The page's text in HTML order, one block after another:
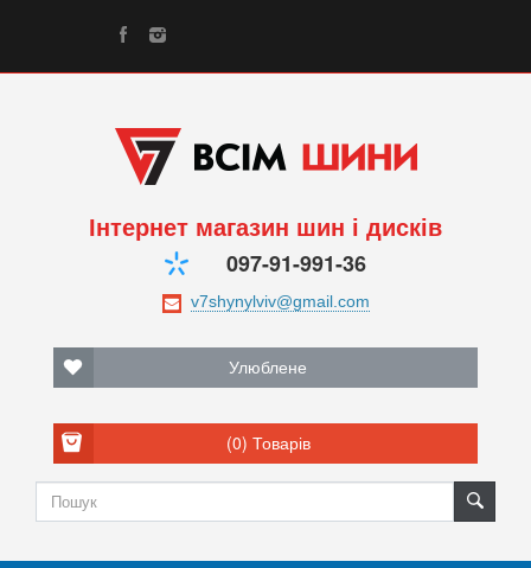
Інтернет магазин шин і дисків
097-91-991-36
Улюблене
(0) Товарів